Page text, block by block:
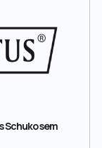
Schuko sem